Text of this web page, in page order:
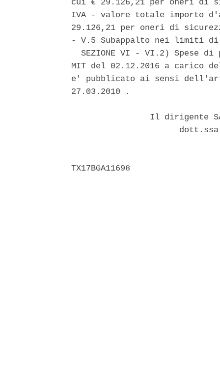
cui € 29.126,21 per oneri di
IVA - valore totale importo
29.126,21 per oneri di
- V.5 Subappalto nei limiti
SEZIONE VI - VI.2) Spese di
MIT del 02.12.2016 a carico
e' pubblicato ai sensi
27.03.2010 .
Il dirigente